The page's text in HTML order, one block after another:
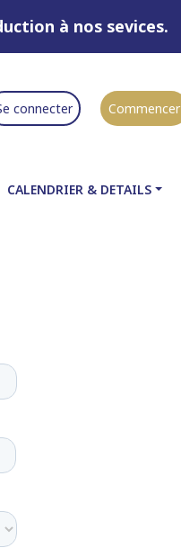
à nos sevices.
connecter Commencer
CALENDRIER & DETAILS